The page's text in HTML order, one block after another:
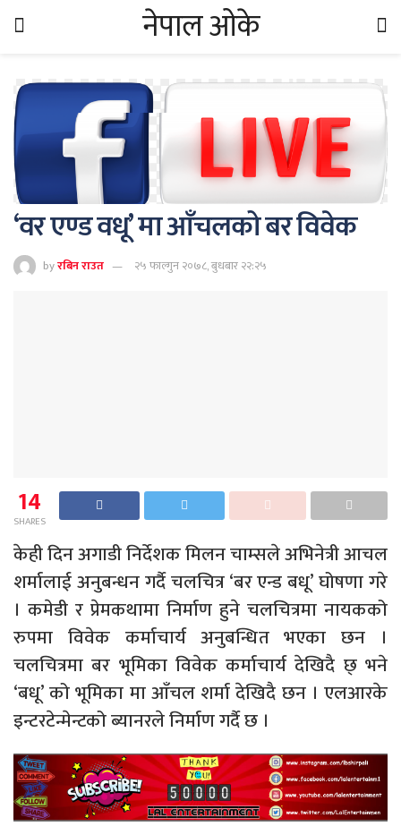
नेपाल ओके
‘वर एण्ड वधू’ मा आँचलको बर विवेक
byरबिन राउत २५ फाल्गुन २०७८, बुधबार २२:२५
14
SHARES
केही दिन अगाडी निर्देशक मिलन चाम्सले अभिनेत्री आचल
शर्मालाई अनुबन्धन गर्दै चलचित्र ‘बर एन्ड बधू’ घोषणा गरे
। कमेडी र प्रेमकथामा निर्माण हुने चलचित्रमा नायकको
रुपमा विवेक कर्माचार्य अनुबन्धित भएका छन ।
चलचित्रमा बर भूमिका विवेक कर्माचार्य देखिदै छ् भने
‘बधू’ को भूमिका मा आँचल शर्मा देखिदै छन । एलआरके
इन्टरटेन्मेन्टको ब्यानरले निर्माण गर्दै छ ।